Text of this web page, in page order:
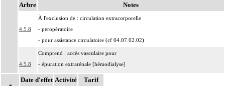
Arbre Notes
4.5.8
À l'exclusion de : circulation extracorporelle
- peropératoire
- pour assistance circulatoire (cf 04.07.02.02)
4.5.8
Comprend : accès vasculaire pour
- épuration extrarénale [hémodialyse]
- échange plasmatique
Date d'effet Activité
Tarif